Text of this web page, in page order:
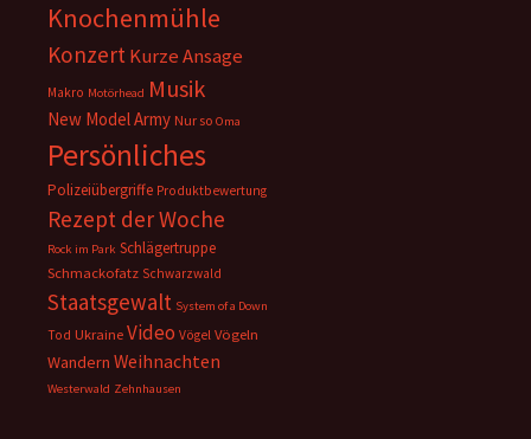
Knochenmühle
KonzertKurze Ansage
Makro Motörhead Musik
New Model Army Nur so Oma
Persönliches
Polizeiübergriffe Produktbewertung
Rezept der Woche
Rock im Park Schlägertruppe
Schmackofatz Schwarzwald
Staatsgewalt System of a Down
Tod Ukraine Video Vögel Vögeln
Wandern Weihnachten
Westerwald Zehnhausen